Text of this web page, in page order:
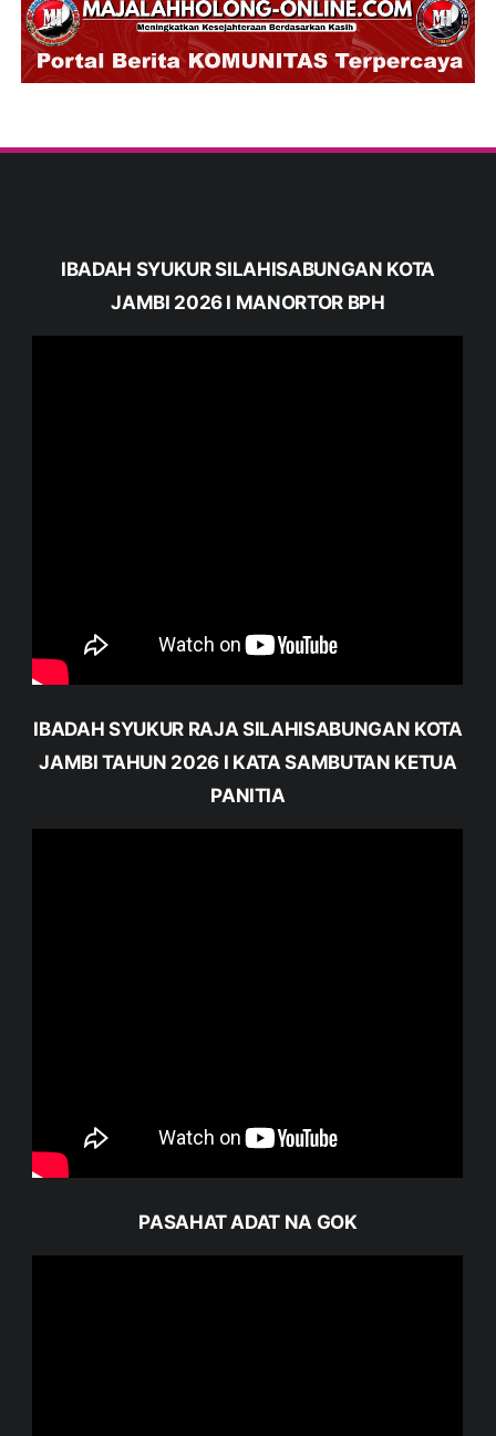
IBADAH SYUKUR SILAHISABUNGAN KOTA
JAMBI 2026 I MANORTOR BPH
IBADAH SYUKUR RAJA SILAHISABUNGAN KOTA
JAMBI TAHUN 2026 I KATA SAMBUTAN KETUA
PANITIA
PASAHAT ADAT NA GOK